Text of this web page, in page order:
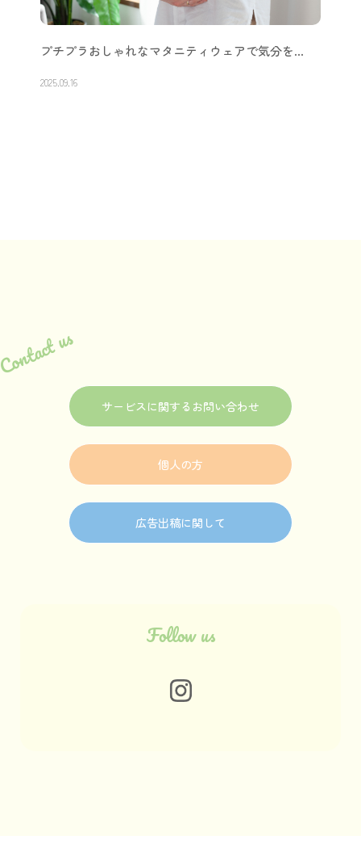
プチプラおしゃれなマタニティウェアで気分を…
2025.09.16
us
サービスに関するお問い合わせ
個人の方
広告出稿に関して
Follow us